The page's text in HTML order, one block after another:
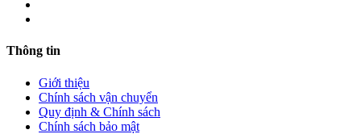
Thông tin
Giới thiệu
Chính sách vận chuyển
Quy định & Chính sách
Chính sách bảo mật